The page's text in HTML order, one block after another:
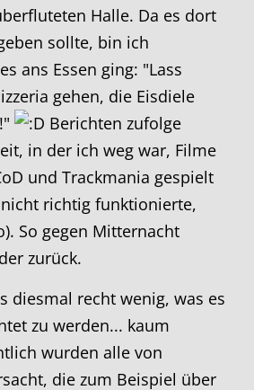
Halle. Da es dort
sollte, bin ich
ans Essen ging: "Lass
gehen, die Eisdiele
Berichten zufolge
in der ich weg war, Filme
und Trackmania gespielt
richtig funktionierte,
So gegen Mitternacht
zurück.
diesmal recht wenig, was es
zu werden... kaum
wurden alle von
die zum Beispiel über